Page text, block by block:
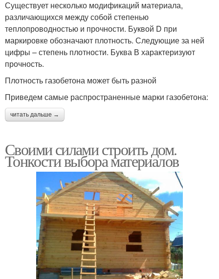
Существует несколько модификаций материала,
различающихся между собой степенью
теплопроводностью и прочности. Буквой D при
маркировке обозначают плотность. Следующие за ней
цифры – степень плотности. Буква В характеризуют
прочность.
Плотность газобетона может быть разной
Приведем самые распространенные марки газобетона:
читать дальше →
Своими силами строить дом.
Тонкости выбора материалов